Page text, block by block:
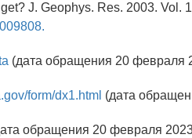
J. Geophys. Res. 2003. Vol.
(дата обращения 20 февраля
form/dx1.html (дата
обращения 20 февраля 2023